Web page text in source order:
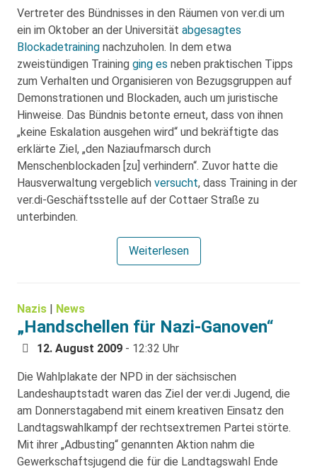
Vertreter des Bündnisses in den Räumen von ver.di um
ein im Oktober an der Universität abgesagtes
Blockadetraining nachzuholen. In dem etwa
zweistündigen Training ging es neben praktischen Tipps
zum Verhalten und Organisieren von Bezugsgruppen auf
Demonstrationen und Blockaden, auch um juristische
Hinweise. Das Bündnis betonte erneut, dass von ihnen
„keine Eskalation ausgehen wird“ und bekräftigte das
erklärte Ziel, „den Naziaufmarsch durch
Menschenblockaden [zu] verhindern“. Zuvor hatte die
Hausverwaltung vergeblich versucht, dass Training in der
ver.di-Geschäftsstelle auf der Cottaer Straße zu
unterbinden.
Weiterlesen
Nazis | News
„Handschellen für Nazi-Ganoven“
12. August 2009 - 12:32 Uhr
Die Wahlplakate der NPD in der sächsischen
Landeshauptstadt waren das Ziel der ver.di Jugend, die
am Donnerstagabend mit einem kreativen Einsatz den
Landtagswahlkampf der rechtsextremen Partei störte.
Mit ihrer „Adbusting“ genannten Aktion nahm die
Gewerkschaftsjugend die für die Landtagswahl Ende